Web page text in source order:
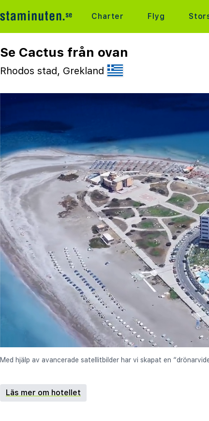
Charter Flyg
Se Cactus från ovan
Rhodos stad, Grekland
Med hjälp av avancerade satellitbilder har vi skapat en
Läs mer om hotellet